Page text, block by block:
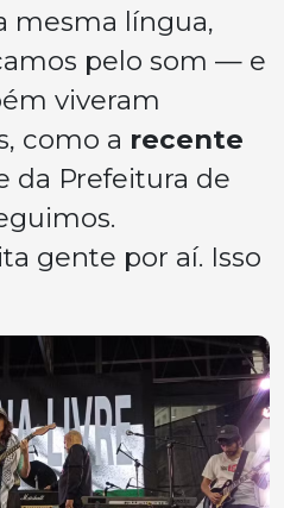
mesma língua,
pelo som — e
viveram
como a recente
da Prefeitura de
gente por aí. Isso